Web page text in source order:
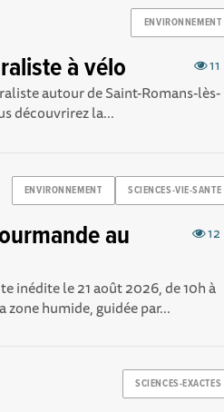
ENVIRONNEMENT
11
à vélo
autour de Saint-Romans-lès-
découvrirez la...
ENVIRONNEMENT SCIENCES-VIE-SANTE
12
au
inédite le 21 août 2026, de 10h à
humide, guidée par...
SCIENCES-EXACTES